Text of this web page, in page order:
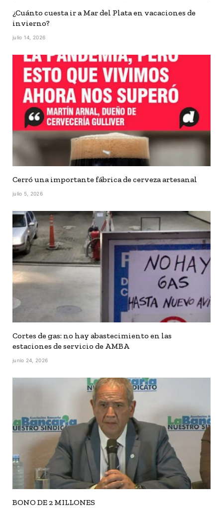
¿Cuánto cuesta ir a Mar del Plata en vacaciones de
invierno?
julio 14, 2026
Cerró una importante fábrica de cerveza artesanal
julio 5, 2026
Cortes de gas: no hay abastecimiento en las
estaciones de servicio de AMBA
junio 24, 2026
BONO DE 2 MILLONES